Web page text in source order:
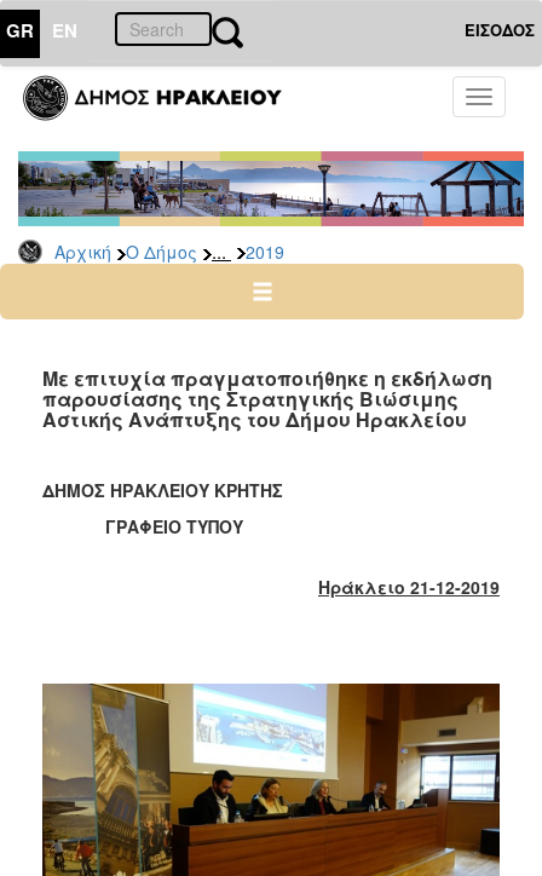
GR EN ΕΙΣΟΔΟΣ
Toggle
Αρχική Ο Δήμος ... 2019
ΔΗΜΟΣ
Δελτία
Τύπου
Αρχείο
2026
2024
2022
2021
2013
2012
2011
2010
2006
Με επιτυχία πραγματοποιήθηκε η εκδήλωση
παρουσίασης της Στρατηγικής Βιώσιμης
Αστικής Ανάπτυξης του Δήμου Ηρακλείου
ΔΗΜΟΣ ΗΡΑΚΛΕΙΟΥ ΚΡΗΤΗΣ
ΓΡΑΦΕΙΟ ΤΥΠΟΥ
Ηράκλειο 21-12-2019